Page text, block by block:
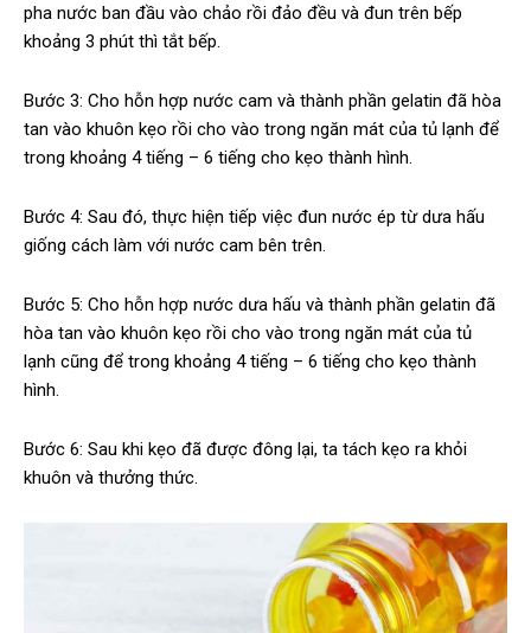
pha nước ban đầu vào chảo rồi đảo đều và đun trên bếp
khoảng 3 phút thì tắt bếp.
Bước 3: Cho hỗn hợp nước cam và thành phần gelatin đã hòa
tan vào khuôn kẹo rồi cho vào trong ngăn mát của tủ lạnh để
trong khoảng 4 tiếng – 6 tiếng cho kẹo thành hình.
Bước 4: Sau đó, thực hiện tiếp việc đun nước ép từ dưa hấu
giống cách làm với nước cam bên trên.
Bước 5: Cho hỗn hợp nước dưa hấu và thành phần gelatin đã
hòa tan vào khuôn kẹo rồi cho vào trong ngăn mát của tủ
lạnh cũng để trong khoảng 4 tiếng – 6 tiếng cho kẹo thành
hình.
Bước 6: Sau khi kẹo đã được đông lại, ta tách kẹo ra khỏi
khuôn và thưởng thức.